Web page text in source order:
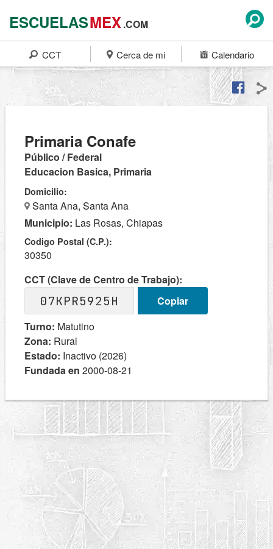
ESCUELASMEX.COM
CCT Cerca de mi Calendario
Primaria Conafe
Público / Federal
Educacion Basica, Primaria
Domicilio:
Santa Ana, Santa Ana
Municipio: Las Rosas, Chiapas
Codigo Postal (C.P.):
30350
CCT (Clave de Centro de Trabajo):
07KPR5925H
Copiar
Turno: Matutino
Zona: Rural
Estado: Inactivo (2026)
Fundada en 2000-08-21